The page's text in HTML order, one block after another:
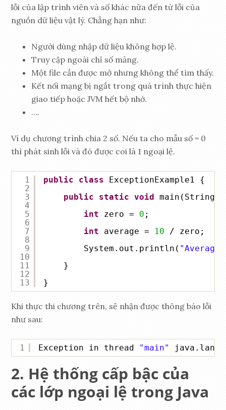
lỗi của lập trình viên và số khác nữa đến từ lỗi của
nguồn dữ liệu vật lý. Chẳng hạn như:
Người dùng nhập dữ liệu không hợp lệ.
Truy cập ngoài chỉ số mảng.
Một file cần được mở nhưng không thể tìm thấy.
Kết nối mạng bị ngắt trong quá trình thực hiện
giao tiếp hoặc JVM hết bộ nhớ.
….
Ví dụ chương trình chia 2 số. Nếu ta cho mẫu số = 0
thì phát sinh lỗi và đó được coi là 1 ngoại lệ.
1
2
3
4
5
6
7
8
9
10
11
12
13
public class
ExceptionExample1 {
public
static void
int
zero = 0 ;
int
average = 10
/ zero;
System.out.println(
}
}
Khi thực thi chương trên, sẽ nhận được thông báo lỗi
như sau:
1 Exception in thread "main"
Hệ thống cấp bậc của
các lớp ngoại lệ trong Java